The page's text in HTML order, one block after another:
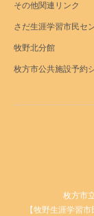
その他関連リンク
さだ生涯学習市民セ
牧野北分館
枚方市公共施設予約
枚方市
【牧野生涯学習